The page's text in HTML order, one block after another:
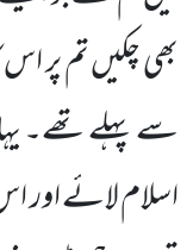
بھی چکیں تم پر اس
سے پہلے تھے۔
اسلام لائے اور